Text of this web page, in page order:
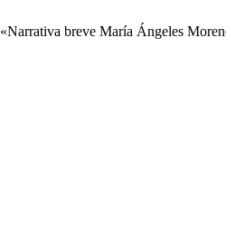
breve María Ángeles